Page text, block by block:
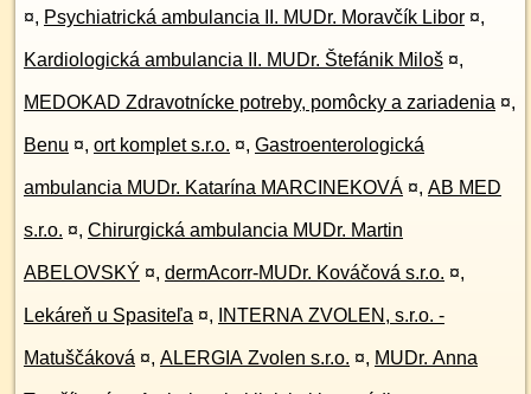
¤, Psychiatrická ambulancia II. MUDr. Moravčík Libor ¤,
Kardiologická ambulancia II. MUDr. Štefánik Miloš ¤,
MEDOKAD Zdravotnícke potreby, pomôcky a zariadenia ¤,
Benu ¤, ort komplet s.r.o. ¤, Gastroenterologická
ambulancia MUDr. Katarína MARCINEKOVÁ ¤, AB MED
s.r.o. ¤, Chirurgická ambulancia MUDr. Martin
ABELOVSKÝ ¤, dermAcorr-MUDr. Kováčová s.r.o. ¤,
Lekáreň u Spasiteľa ¤, INTERNA ZVOLEN, s.r.o. -
Matuščáková ¤, ALERGIA Zvolen s.r.o. ¤, MUDr. Anna